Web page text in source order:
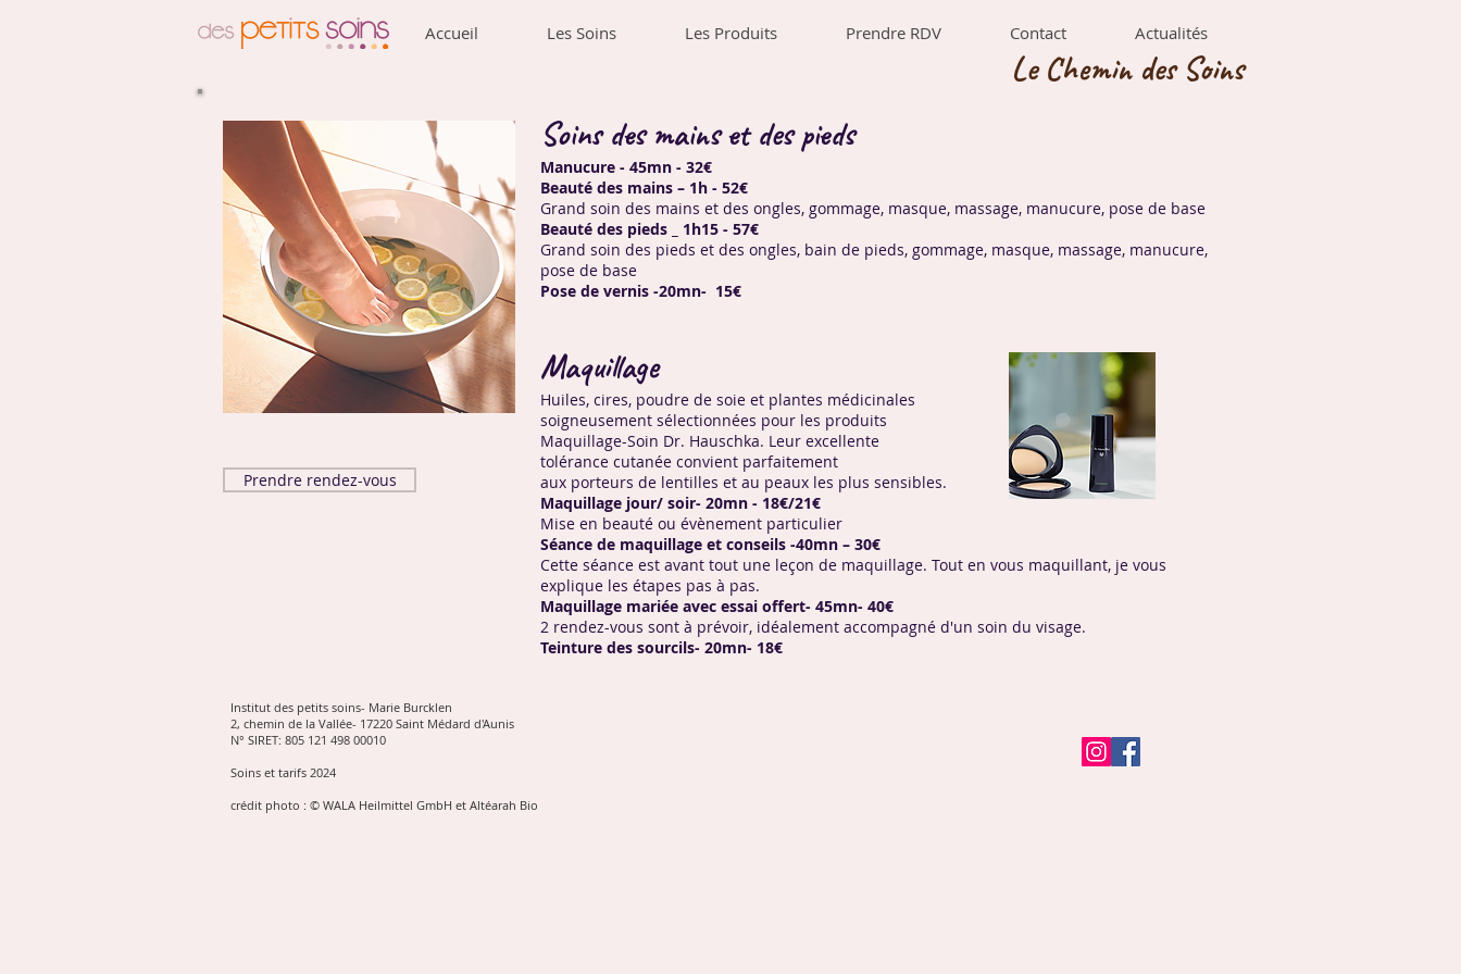
Accueil Les Soins Les Produits Prendre RDV Contact Actualités
Le Chemin des Soins
Prendre rendez-vous
Soins des mains et des pieds
Manucure - 45mn - 32€
Beauté des mains – 1h - 52€
Grand soin des mains et des ongles, gommage, masque, massage, manucure, pose de base
Beauté des pieds _ 1h15 - 57€
Grand soin des pieds et des ongles, bain de pieds, gommage, masque, massage, manucure,
pose de base
Pose de vernis -20mn- 15€
Maquillage
Huiles, cires, poudre de soie et plantes médicinales
soigneusement sélectionnées pour les produits
Maquillage-Soin Dr. Hauschka. Leur excellente
tolérance cutanée convient parfaitement
aux porteurs de lentilles et au peaux les plus sensibles.
Maquillage jour/ soir- 20mn - 18€/21€
Mise en beauté ou évènement particulier
Séance de maquillage et conseils -40mn – 30€
Cette séance est avant tout une leçon de maquillage. Tout en vous maquillant, je vous
explique les étapes pas à pas.
Maquillage mariée avec essai offert- 45mn- 40€
2 rendez-vous sont à prévoir, idéalement accompagné d'un soin du visage.
Teinture des sourcils- 20mn- 18€
Institut des petits soins- Marie Burcklen
2, chemin de la Vallée- 17220 Saint Médard d'Aunis
N° SIRET: 805 121 498 00010
Soins et tarifs 2024
crédit photo : © WALA Heilmittel GmbH et Altéarah Bio